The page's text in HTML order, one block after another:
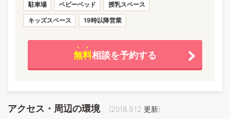
駐車場 ベビーベッド 授乳スペース
キッズスペース 19時以降営業
無料相談を予約する
アクセス・周辺の環境 (2018.9.12 更新)